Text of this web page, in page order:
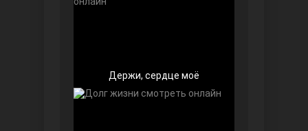
Девушка за стеклом
Держи, сердце моё